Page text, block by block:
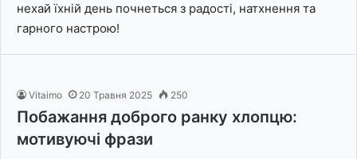
нехай їхній день почнеться з радості, натхнення та
гарного настрою!
Vitaimo 20 Травня 2025 250
Побажання доброго ранку хлопцю:
мотивуючі фрази